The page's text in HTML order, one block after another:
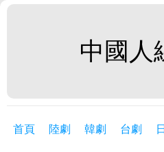
中國人
首頁 陸劇 韓劇 台劇